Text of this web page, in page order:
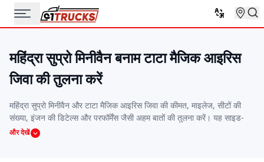
महिंद्रा सुप्रो मिनीवैन बनाम टाटा मैजिक आइरिस
जिवा की तुलना करें
महिंद्रा सुप्रो मिनीवैन और टाटा मैजिक आइरिस जिवा की कीमत, माइलेज, सीटों की
संख्या, इंजन की डिटेल्स और परफॉर्मेंस जैसी अहम बातों की तुलना करें। यह साइड-
बाय-साइड तुलना आपको वो बस चुनने में मदद करेगी जो आपके बजट, रूट और
और देखें